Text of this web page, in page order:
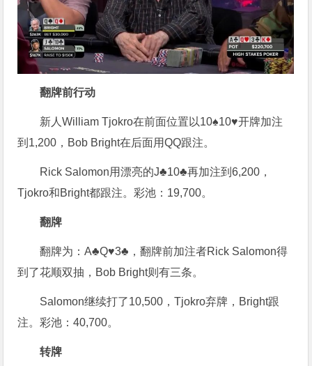
翻牌前行动
新人William Tjokro在前面位置以10♠10♥开牌加注
到1,200，Bob Bright在后面用QQ跟注。
Rick Salomon用漂亮的J♣10♣再加注到6,200，
Tjokro和Bright都跟注。彩池：19,700。
翻牌
翻牌为：A♣Q♥3♣，翻牌前加注者Rick Salomon得
到了花顺双抽，Bob Bright则有三条。
Salomon继续打了10,500，Tjokro弃牌，Bright跟
注。彩池：40,700。
转牌